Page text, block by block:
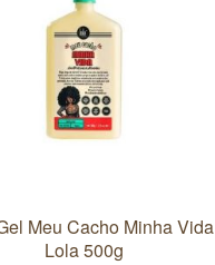
Meu Cacho Minha Vida
Lola 500g